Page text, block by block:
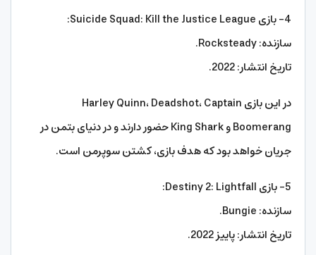
4- بازی Suicide Squad: Kill the Justice League:
سازنده: Rocksteady.
تاریخ انتشار: 2022.
در این بازی Harley Quinn، Deadshot، Captain
Boomerang و King Shark حضور دارند و در دنیای بتمن در
جریان خواهد بود که هدف بازی، کشتن سوپرمن است.
5- بازی Destiny 2: Lightfall:
سازنده: Bungie.
تاریخ انتشار: پاییز 2022.